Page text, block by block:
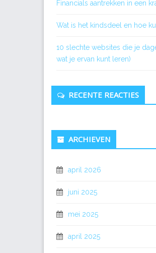
Financials aantrekken in een
Wat is het kindsdeel en hoe
10 slechte websites die je
wat je ervan kunt leren)
RECENTE REACTIES
ARCHIEVEN
april 2026
juni 2025
mei 2025
april 2025